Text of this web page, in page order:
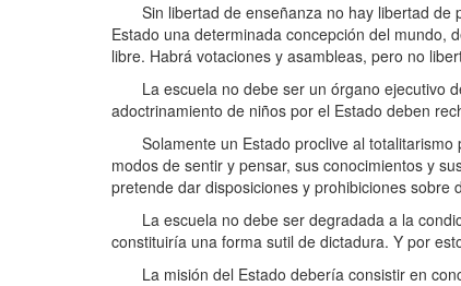
Sin libertad de enseñanza no hay libertad de
Estado una determinada concepción del mundo,
libre. Habrá votaciones y asambleas, pero no
La escuela no debe ser un órgano ejecutivo
adoctrinamiento de niños por el Estado deben
Solamente un Estado proclive al totalitarismo
modos de sentir y pensar, sus conocimientos y
pretende dar disposiciones y prohibiciones
La escuela no debe ser degradada a la
constituiría una forma sutil de dictadura. Y por
La misión del Estado debería consistir en